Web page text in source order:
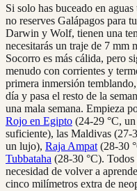
Si solo has buceado en
no reserves Galápagos para
Darwin y Wolf, tienen una
necesitarás un traje de 7 mm
Socorro es más cálida, pero
menudo con corrientes y
primera inmersión
día y pasa el resto de la
una mala semana. Empieza
Rojo en Egipto (24-29 °C,
suficiente), las Maldivas (27-
un lujo), Raja Ampat (28-30
Tubbataha (28-30 °C). Todos
necesidad de volver a
cinco milímetros extra de